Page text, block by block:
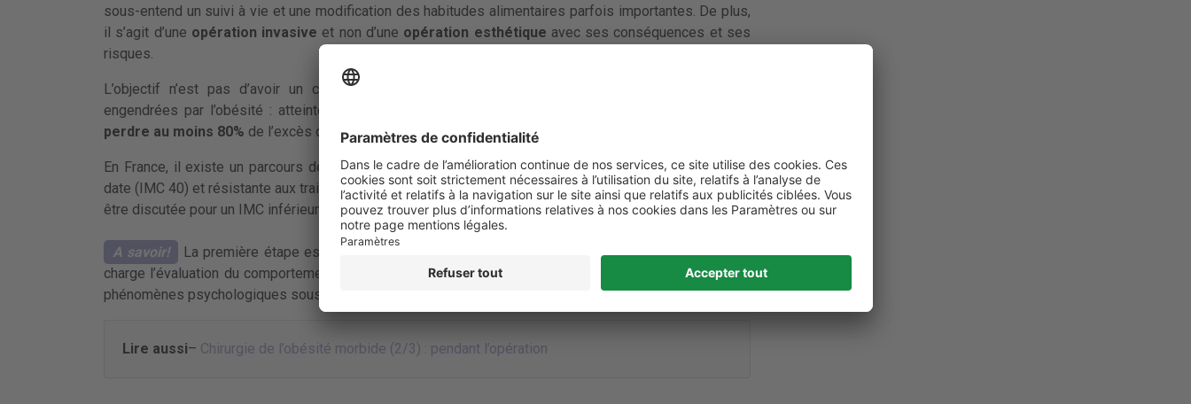
sous-entend un suivi à vie et une modification des habitudes alimentaires parfois importantes. De plus,
il s’agit d’une opération invasive et non d’une opération esthétique avec ses conséquences et ses
risques.
L’objectif n’est pas d’avoir un corps de rêve pour l’été mais d’éviter de graves conséquences
engendrées par l’obésité : atteintes cardiaques, hypertension, diabète… Le but de l’opération est de
perdre au moins 80% de l’excès de poids.
En France, il existe un parcours de sélection. Seuls les patients avec une obésité massive de longue
date (IMC 40) et résistante aux traitements habituels de l’obésité sont éligibles. Parfois la chirurgie peut
être discutée pour un IMC inférieur si une maladie liée engage le pronostic vital.
A savoir!
La première étape est de réfléchir et de mûrir la démarche. Un psychiatre doit prendre en
charge l’évaluation du comportement alimentaire, la capacité du patient à changer ses habitudes et les
phénomènes psychologiques sous-jacents.
Lire aussi– Chirurgie de l’obésité morbide (2/3) : pendant l’opération